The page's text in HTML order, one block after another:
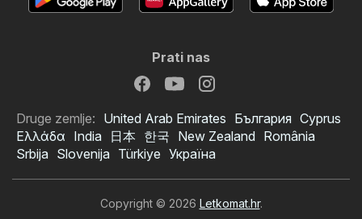
Prati nas
Druge zemlje: United Arab Emirates България Cyprus
Ελλάδα India 日本 한국 New Zealand România
Srbija Slovenija Türkiye Україна
Copyright © 2026 Letkomat.hr.